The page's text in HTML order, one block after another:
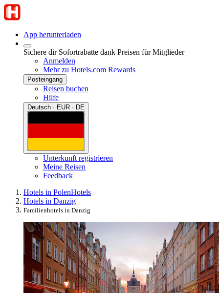
App herunterladen
Sichere dir Sofortrabatte dank Preisen für Mitglieder
Anmelden
Mehr zu Hotels.com Rewards
Posteingang
Reisen buchen
Hilfe
Deutsch · EUR · DE
Unterkunft registrieren
Meine Reisen
Feedback
Hotels in PolenHotels
Hotels in Danzig
Familienhotels in Danzig